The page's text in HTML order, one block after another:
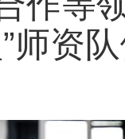
师资